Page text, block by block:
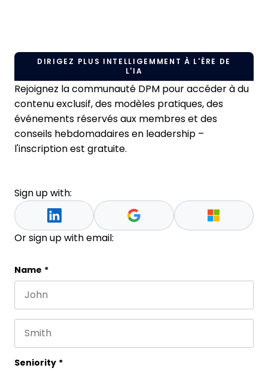
DIRIGEZ PLUS INTELLIGEMMENT À L'ÈRE DE
L'IA
Rejoignez la communauté DPM pour accéder à du
contenu exclusif, des modèles pratiques, des
événements réservés aux membres et des
conseils hebdomadaires en leadership –
l'inscription est gratuite.
Sign up with:
Or sign up with email:
Phone
This field is for validation purposes and should be
Name *
Seniority *